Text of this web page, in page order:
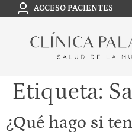
ACCESO PACIENTES
Etiqueta:
¿Qué hago si